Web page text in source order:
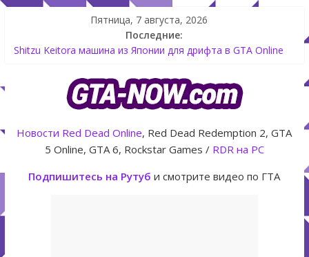
Пятница, 7 августа, 2026
Последние:
Как создать аккаунт Rockstar Games Social Club инструкция
The Kortz Center Heist — новое ограбление появится в
GTA Online уже 14 июля
GTA Online: Rockstar запускает программу Fine Art Collector
Летнее обновление для GTA 5 Online The Kortz Center Heist
Новости Red Dead Online, Red Dead Redemption 2, GTA
5 Online, GTA 6, Rockstar Games / RDR на PC
Подпишитесь на Рутуб и смотрите видео по ГТА